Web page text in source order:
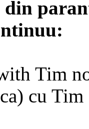
din
Tim
cu Tim